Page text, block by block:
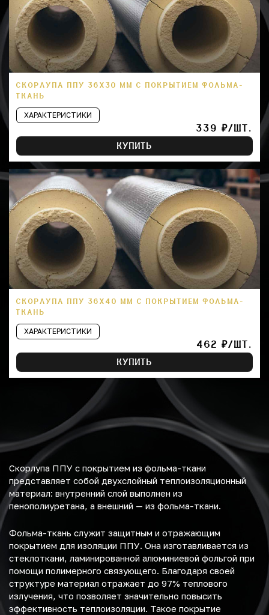
СКОРЛУПА ППУ 36Х30 ММ С ПОКРЫТИЕМ ФОЛЬМА-
ТКАНЬ
ХАРАКТЕРИСТИКИ
339 ₽/ШТ.
КУПИТЬ
СКОРЛУПА ППУ 36Х40 ММ С ПОКРЫТИЕМ ФОЛЬМА-
ТКАНЬ
ХАРАКТЕРИСТИКИ
462 ₽/ШТ.
КУПИТЬ
Скорлупа ППУ с покрытием из фольма-ткани
представляет собой двухслойный теплоизоляционный
материал: внутренний слой выполнен из
пенополиуретана, а внешний — из фольма-ткани.
Фольма-ткань служит защитным и отражающим
покрытием для изоляции ППУ. Она изготавливается из
стеклоткани, ламинированной алюминиевой фольгой при
помощи полимерного связующего. Благодаря своей
структуре материал отражает до 97% теплового
излучения, что позволяет значительно повысить
эффективность теплоизоляции. Такое покрытие